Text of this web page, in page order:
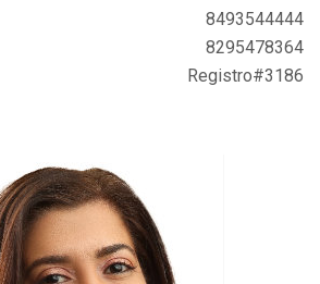
8493544444
8295478364
Registro#3186